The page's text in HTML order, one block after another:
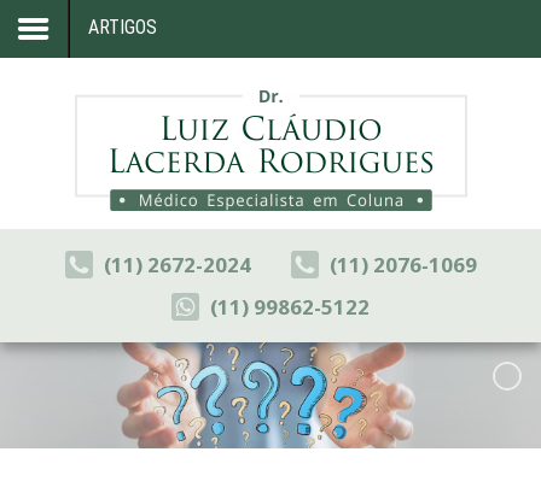
Artigos
Congressos
Contato
ARTIGOS
(11) 2672-2024
(11) 2076-1069
(11) 99862-5122